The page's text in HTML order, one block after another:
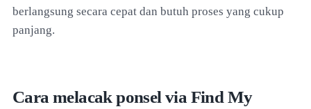
berlangsung secara cepat dan butuh proses yang cukup
panjang.
Cara melacak ponsel via Find My